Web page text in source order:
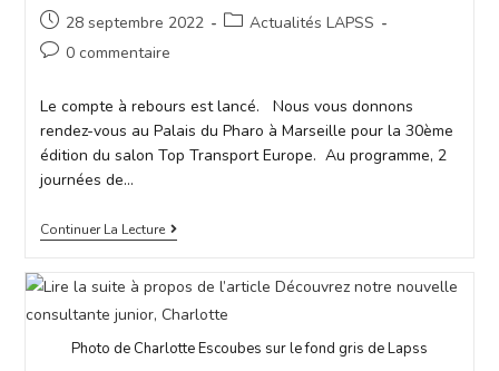
28 septembre 2022
Actualités LAPSS
0 commentaire
Le compte à rebours est lancé. Nous vous donnons
rendez-vous au Palais du Pharo à Marseille pour la 30ème
édition du salon Top Transport Europe. Au programme, 2
journées de…
Continuer La Lecture
Photo de Charlotte Escoubes sur le fond gris de Lapss